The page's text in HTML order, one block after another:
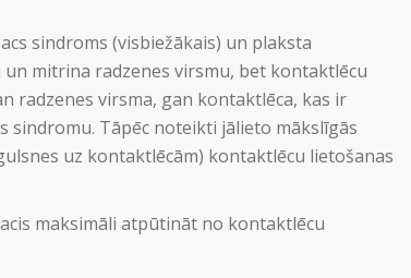
sindroms (visbiežākais) un plaksta
mitrina radzenes virsmu, bet kontaktlēcu
radzenes virsma, gan kontaktlēca, kas ir
sindromu. Tāpēc noteikti jālieto mākslīgās
uz kontaktlēcām) kontaktlēcu lietošanas
maksimāli atpūtināt no kontaktlēcu